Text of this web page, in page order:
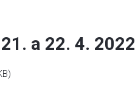
a 22. 4. 2022